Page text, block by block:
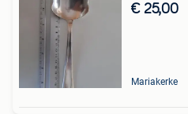
€ 25,00
Mariakerke